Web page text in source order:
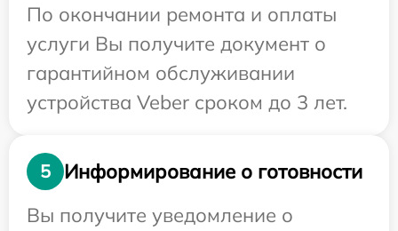
По окончании ремонта и оплаты
услуги Вы получите документ о
гарантийном обслуживании
устройства Veber сроком до 3 лет.
5
Информирование о готовности
Вы получите уведомление о